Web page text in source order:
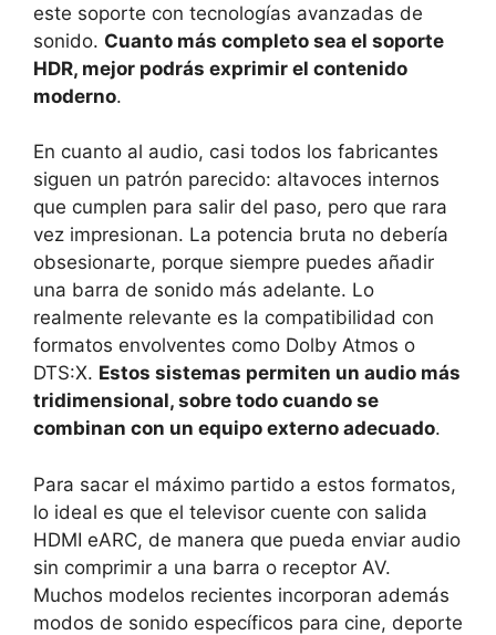
este soporte con tecnologías avanzadas de
sonido. Cuanto más completo sea el soporte
HDR, mejor podrás exprimir el contenido
moderno.
En cuanto al audio, casi todos los fabricantes
siguen un patrón parecido: altavoces internos
que cumplen para salir del paso, pero que rara
vez impresionan. La potencia bruta no debería
obsesionarte, porque siempre puedes añadir
una barra de sonido más adelante. Lo
realmente relevante es la compatibilidad con
formatos envolventes como Dolby Atmos o
DTS:X. Estos sistemas permiten un audio más
tridimensional, sobre todo cuando se
combinan con un equipo externo adecuado.
Para sacar el máximo partido a estos formatos,
lo ideal es que el televisor cuente con salida
HDMI eARC, de manera que pueda enviar audio
sin comprimir a una barra o receptor AV.
Muchos modelos recientes incorporan además
modos de sonido específicos para cine, deporte